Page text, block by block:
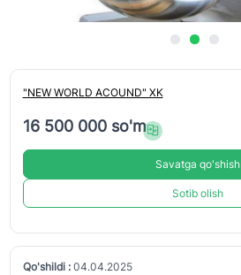
"NEW WORLD ACOUND" XK
16 500 000 so'm
Savatga qo'shish
Sotib olish
Qo'shildi :04.04.2025